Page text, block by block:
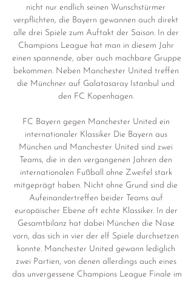
nicht nur endlich seinen Wunschstürmer
verpflichten, die Bayern gewannen auch direkt
alle drei Spiele zum Auftakt der Saison. In der
Champions League hat man in diesem Jahr
einen spannende, aber auch machbare Gruppe
bekommen. Neben Manchester United treffen
die Münchner auf Galatasaray Istanbul und
den FC Kopenhagen.
FC Bayern gegen Manchester United ein
internationaler Klassiker Die Bayern aus
München und Manchester United sind zwei
Teams, die in den vergangenen Jahren den
internationalen Fußball ohne Zweifel stark
mitgeprägt haben. Nicht ohne Grund sind die
Aufeinandertreffen beider Teams auf
europäischer Ebene oft echte Klassiker. In der
Gesamtbilanz hat dabei München die Nase
vorn, das sich in vier der elf Spiele durchsetzen
konnte. Manchester United gewann lediglich
zwei Partien, von denen allerdings auch eines
das unvergessene Champions League Finale im